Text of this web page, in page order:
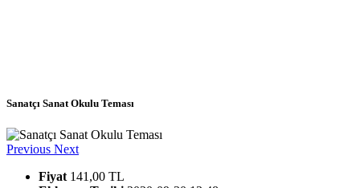
Sanatçı Sanat Okulu Teması
Previous Next
Fiyat 141,00 TL